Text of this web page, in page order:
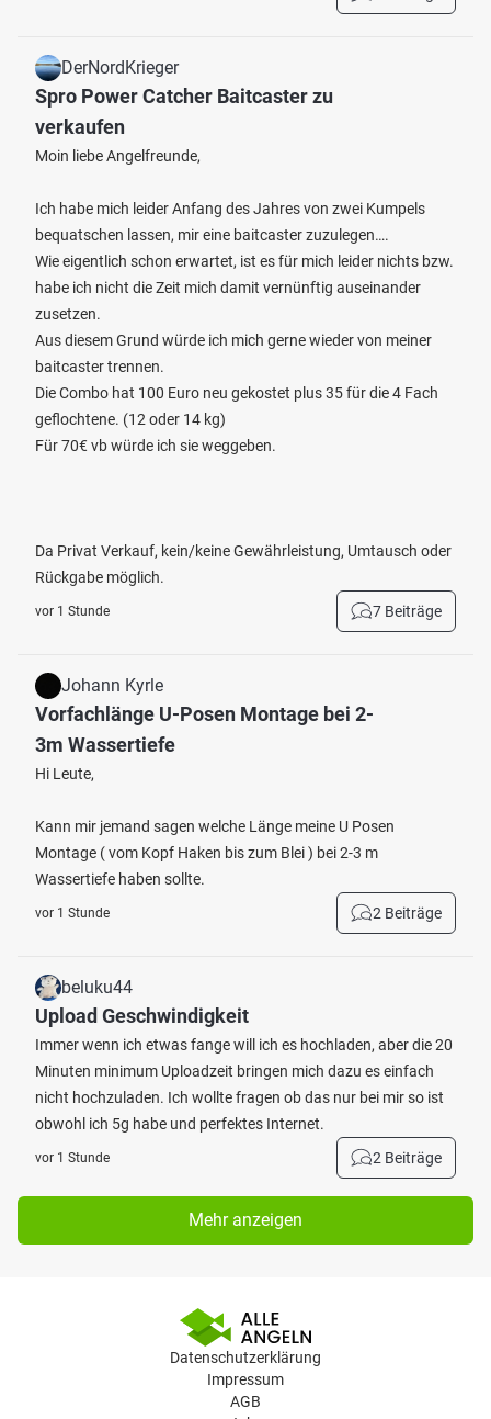
DerNordKrieger
Spro Power Catcher Baitcaster zu
verkaufen
Moin liebe Angelfreunde,
Ich habe mich leider Anfang des Jahres von zwei Kumpels
bequatschen lassen, mir eine baitcaster zuzulegen….
Wie eigentlich schon erwartet, ist es für mich leider nichts bzw.
habe ich nicht die Zeit mich damit vernünftig auseinander
zusetzen.
Aus diesem Grund würde ich mich gerne wieder von meiner
baitcaster trennen.
Die Combo hat 100 Euro neu gekostet plus 35 für die 4 Fach
geflochtene. (12 oder 14 kg)
Für 70€ vb würde ich sie weggeben.
Da Privat Verkauf, kein/keine Gewährleistung, Umtausch oder
Rückgabe möglich.
vor 1 Stunde 7 Beiträge
Johann Kyrle
Vorfachlänge U-Posen Montage bei 2-
3m Wassertiefe
Hi Leute,
Kann mir jemand sagen welche Länge meine U Posen
Montage ( vom Kopf Haken bis zum Blei ) bei 2-3 m
Wassertiefe haben sollte.
vor 1 Stunde 2 Beiträge
beluku44
Upload Geschwindigkeit
Immer wenn ich etwas fange will ich es hochladen, aber die 20
Minuten minimum Uploadzeit bringen mich dazu es einfach
nicht hochzuladen. Ich wollte fragen ob das nur bei mir so ist
obwohl ich 5g habe und perfektes Internet.
vor 1 Stunde 2 Beiträge
Mehr anzeigen
Datenschutzerklärung
Impressum
AGB